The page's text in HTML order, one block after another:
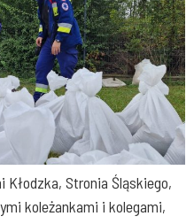
Stronia Śląskiego,
koleżankami i kolegami,